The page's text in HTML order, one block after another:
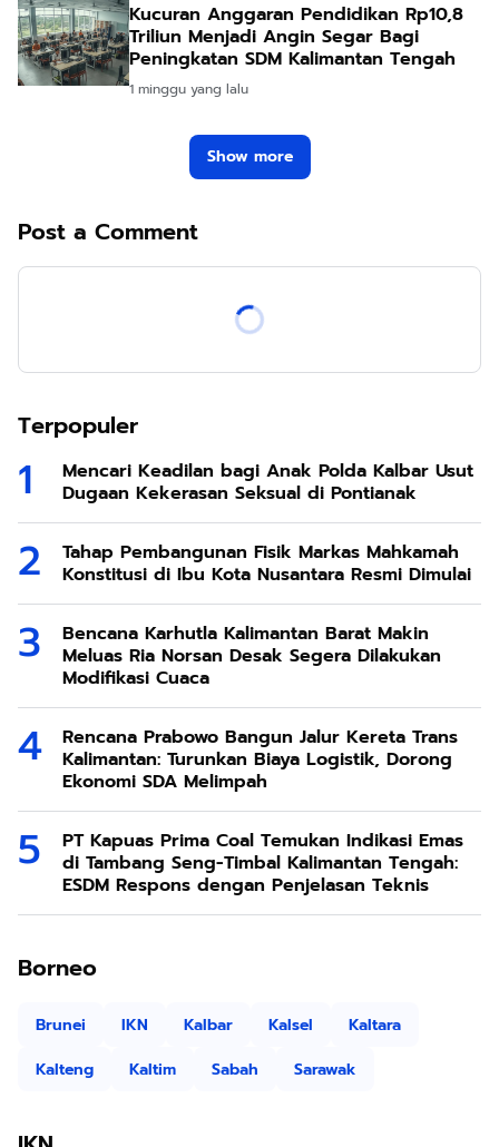
Kucuran Anggaran Pendidikan Rp10,8
Triliun Menjadi Angin Segar Bagi
Peningkatan SDM Kalimantan Tengah
1 minggu yang lalu
Show more
Post a Comment
Terpopuler
Mencari Keadilan bagi Anak Polda Kalbar Usut
Dugaan Kekerasan Seksual di Pontianak
Tahap Pembangunan Fisik Markas Mahkamah
Konstitusi di Ibu Kota Nusantara Resmi Dimulai
Bencana Karhutla Kalimantan Barat Makin
Meluas Ria Norsan Desak Segera Dilakukan
Modifikasi Cuaca
Rencana Prabowo Bangun Jalur Kereta Trans
Kalimantan: Turunkan Biaya Logistik, Dorong
Ekonomi SDA Melimpah
PT Kapuas Prima Coal Temukan Indikasi Emas
di Tambang Seng-Timbal Kalimantan Tengah:
ESDM Respons dengan Penjelasan Teknis
Borneo
Brunei IKN Kalbar Kalsel
Kaltara
Kalteng
Kaltim Sabah Sarawak